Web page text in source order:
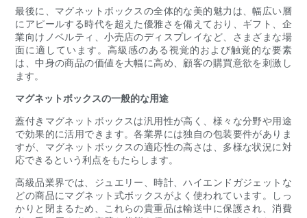
最後に、マグネットボックスの全体的な美的魅力は、幅広い層
にアピールする時代を超えた優雅さを備えており、ギフト、企
業向けノベルティ、小売店のディスプレイなど、さまざまな場
面に適しています。高級感のある視覚的および触覚的な要素
は、中身の商品の価値を大幅に高め、顧客の購買意欲を刺激し
ます。
マグネットボックスの一般的な用途
蓋付きマグネットボックスは汎用性が高く、様々な分野や用途
で効果的に活用できます。各業界には独自の包装要件がありま
すが、マグネットボックスの適応性の高さは、多様な状況に対
応できるという利点をもたらします。
高級品業界では、ジュエリー、時計、ハイエンドガジェットな
どの商品にマグネット式ボックスがよく使われています。しっ
かりと閉まるため、これらの貴重品は輸送中に保護され、消費